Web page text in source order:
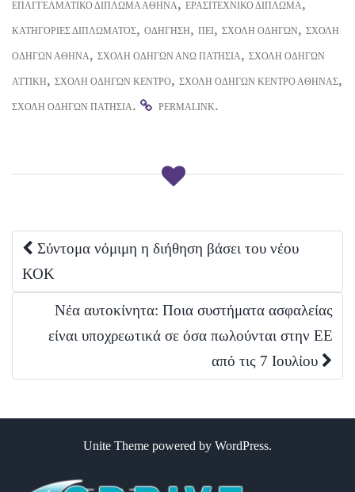
e
r
)
k
s
t
n
ΕΠΑΓΓΕΛΜΑΤΙΚΌ ΔΊΠΛΩΜΑ ΑΘΉΝΑ, ΕΡΑΣΙΤΕΧΝΙΚΌ ΔΊΠΛΩΜΑ,
ΚΑΤΗΓΟΡΊΕΣ ΔΙΠΛΏΜΑΤΟΣ, ΟΔΉΓΗΣΗ, ΠΕΙ, ΣΧΟΛΉ ΟΔΗΓΏΝ, ΣΧΟΛΉ
ΟΔΗΓΏΝ ΑΘΉΝΑ, ΣΧΟΛΉ ΟΔΗΓΏΝ ΆΝΩ ΠΑΤΉΣΙΑ, ΣΧΟΛΉ ΟΔΗΓΏΝ
ΑΤΤΙΚΉ, ΣΧΟΛΉ ΟΔΗΓΏΝ ΚΈΝΤΡΟ, ΣΧΟΛΉ ΟΔΗΓΏΝ ΚΈΝΤΡΟ ΑΘΉΝΑΣ,
ΣΧΟΛΉ ΟΔΗΓΏΝ ΠΑΤΉΣΙΑ. PERMALINK.
Post
navigation
Σύντομα νόμιμη η διήθηση βάσει του νέου
ΚΟΚ
Νέα αυτοκίνητα: Ποια συστήματα ασφαλείας
είναι υποχρεωτικά σε όσα πωλούνται στην ΕΕ
από τις 7 Ιουλίου
Unite Theme powered by WordPress.